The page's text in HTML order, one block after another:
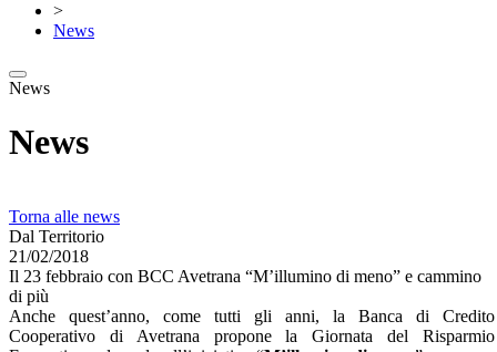
>
News
News
News
Torna alle news
Dal Territorio
21/02/2018
Il 23 febbraio con BCC Avetrana “M’illumino di meno” e cammino
di più
Anche quest’anno, come tutti gli anni, la Banca di Credito
Cooperativo di Avetrana proponela Giornata del Risparmio